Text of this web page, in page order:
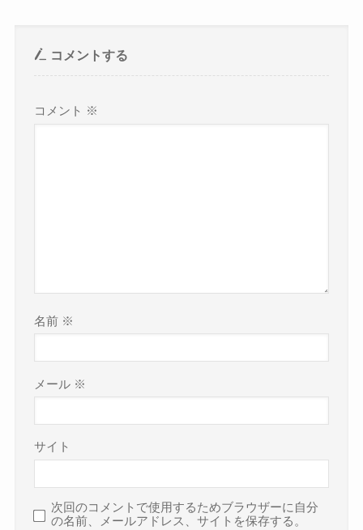
コメントする
コメント ※
名前 ※
メール ※
サイト
次回のコメントで使用するためブラウザーに自分
の名前、メールアドレス、サイトを保存する。